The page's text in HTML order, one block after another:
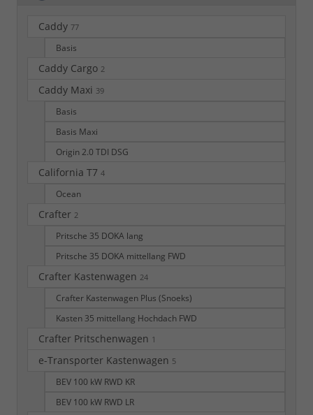
Caddy 77
Basis
Caddy Cargo 2
Caddy Maxi 39
Basis
Basis Maxi
Origin 2.0 TDI DSG
California T7 4
Ocean
Crafter 2
Pritsche 35 DOKA lang
Pritsche 35 DOKA mittellang FWD
Crafter Kastenwagen 24
Crafter Kastenwagen Plus (Snoeks)
Kasten 35 mittellang Hochdach FWD
Crafter Pritschenwagen 1
e-Transporter Kastenwagen 5
BEV 100 kW RWD KR
BEV 100 kW RWD LR